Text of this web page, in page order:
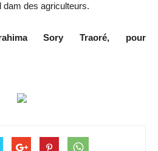
dam des agriculteurs.
Sory Traoré, pour